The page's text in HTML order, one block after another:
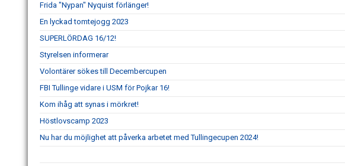
Frida "Nypan" Nyquist förlänger!
En lyckad tomtejogg 2023
SUPERLÖRDAG 16/12!
Styrelsen informerar
Volontärer sökes till Decembercupen
FBI Tullinge vidare i USM för Pojkar 16!
Kom ihåg att synas i mörkret!
Höstlovscamp 2023
Nu har du möjlighet att påverka arbetet med Tullingecupen 2024!